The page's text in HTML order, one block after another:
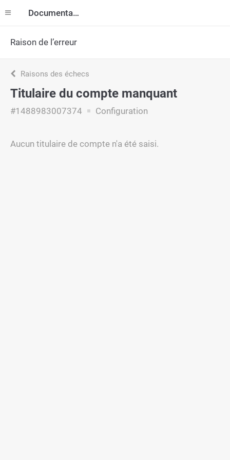
Documentation
Raison de l’erreur
Raisons des échecs
Titulaire du compte manquant
#1488983007374 Configuration
Aucun titulaire de compte n'a été saisi.